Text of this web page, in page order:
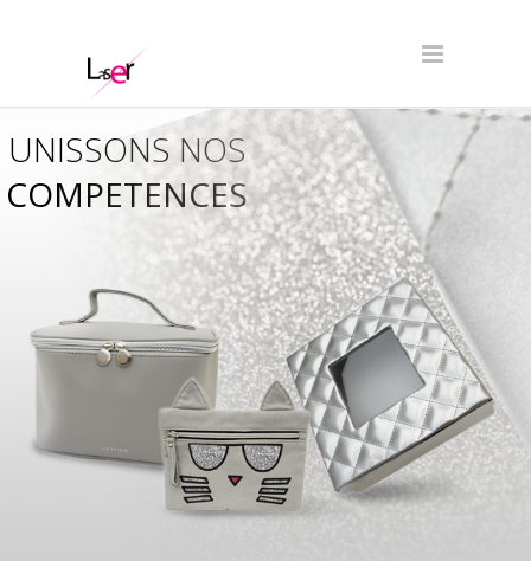
COMPETENCES
UNISSONS NOS